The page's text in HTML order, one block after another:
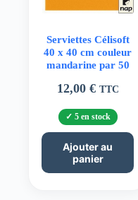
Serviettes Célisoft
40 x 40 cm couleur
mandarine par 50
12,00 € TTC
5 en stock
Ajouter au
panier